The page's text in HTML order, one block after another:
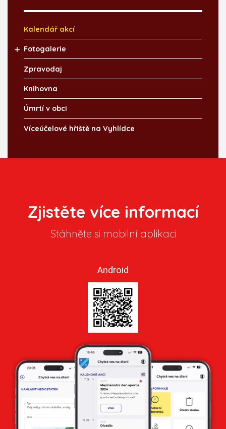
Kalendář akcí
Fotogalerie
Zpravodaj
Knihovna
Úmrtí v obci
Víceúčelové hřiště na Vyhlídce
Zjistěte více informací
Stáhněte si mobilní aplikaci
Android